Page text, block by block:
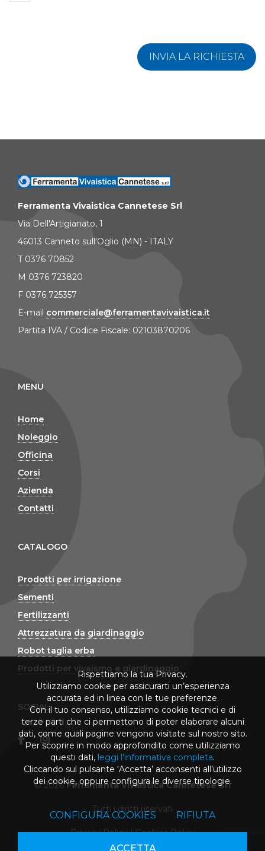
INVIA LA RICHIESTA
Ferramenta Vivaistica Cannetese Srl
Via Dell'Artigianato, 1
46013 Canneto sull'Oglio (MN) - ITALY
T 0376 70852
M 0376 723820
F 0376 725357
E-mail commerciale@ferramentavivaistica.it
Partita IVA / Codice Fiscale: 02103870206
MENU
Home
Noleggio
Officina
Corsi
Azienda
Contatti
CATALOGO
Prodotti per irrigazione
Sementi
Fertilizzanti
Attrezzatura da giardinaggio
Robot taglia erba
Prodotti per vivaismo e giardinaggio
SOCIAL
© 2026Ferramenta Vivaistica Cannetese Srl
Tutti i diritti riservati
Privacy Policy|Cookies Policy
Rispettiamo la tua Privacy.
Utilizziamo cookie per assicurarti un’esperienza
accurata ed in linea con le tue preferenze.
Con il tuo consenso, utilizziamo cookie tecnici e di
terze parti che ci permettono di poter elaborare alcuni
dati, come quali pagine vengono visitate sul nostro sito.
Per scoprire in modo approfondito come utilizziamo
questi dati, leggi l’informativa completa.
Cliccando sul pulsante ‘Accetta’ acconsenti all’utilizzo
dei cookie, oppure configura le diverse tipologie.
CONFIGURA COOKIES RIFIUTA
ACCETTA